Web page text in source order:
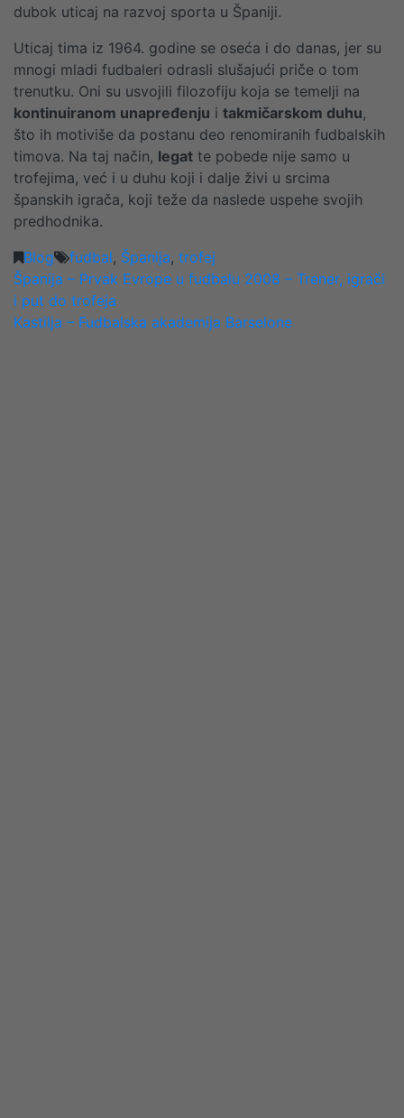
dubok uticaj na razvoj sporta u Španiji.
Uticaj tima iz 1964. godine se oseća i do danas, jer su
mnogi mladi fudbaleri odrasli slušajući priče o tom
trenutku. Oni su usvojili filozofiju koja se temelji na
kontinuiranom unapređenju i takmičarskom duhu,
što ih motiviše da postanu deo renomiranih fudbalskih
timova. Na taj način, legat te pobede nije samo u
trofejima, već i u duhu koji i dalje živi u srcima
španskih igrača, koji teže da naslede uspehe svojih
predhodnika.
Blog
fudbal, Španija, trofej
POST
NAVIGATION
Španija – Prvak Evrope u fudbalu 2008 – Trener, igrači
i put do trofeja
Kastilja – Fudbalska akademija Barselone